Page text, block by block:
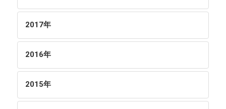
2017年
2016年
2015年